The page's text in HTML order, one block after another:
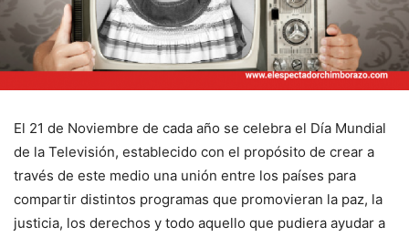
El 21 de Noviembre de cada año se celebra el Día Mundial
de la Televisión, establecido con el propósito de crear a
través de este medio una unión entre los países para
compartir distintos programas que promovieran la paz, la
justicia, los derechos y todo aquello que pudiera ayudar a